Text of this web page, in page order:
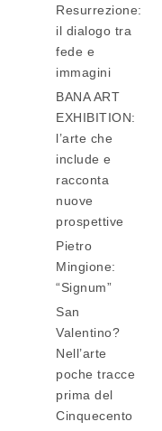
Resurrezione:
il dialogo tra
fede e
immagini
BANA ART
EXHIBITION:
l’arte che
include e
racconta
nuove
prospettive
Pietro
Mingione:
“Signum”
San
Valentino?
Nell’arte
poche tracce
prima del
Cinquecento